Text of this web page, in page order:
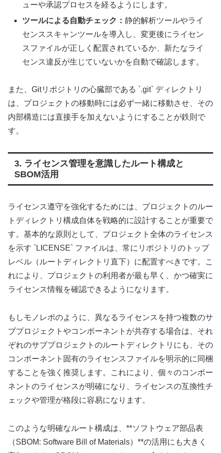
ューや承認プロセスを経るようにします。
ツールによる自動チェック：静的解析ツールやライ
センススキャンツールを導入し、変更後にライセン
スファイルが正しく配置されているか、新たなライ
センス違反が生じていないかを自動で確認します。
また、Gitリポジトリの心臓部である `.git` ディレクトリ
は、プロジェクトの移動時には必ず一緒に移動させ、その
内部構造には直接手を加えないようにすることが鉄則で
す。
3. ライセンス管理を意識したルート構成と
SBOM活用
ライセンス遵守を強化するためには、プロジェクトのルー
トディレクトリ構成自体を戦略的に設計することが重要で
す。基本的な原則として、プロジェクト全体のライセンス
を示す `LICENSE` ファイルは、常にリポジトリのトップ
レベル（ルートディレクトリ直下）に配置すべきです。こ
れにより、プロジェクトの利用者が最も早く、かつ確実に
ライセンス情報を確認できるようになります。
もしモノレポのように、異なるライセンスを持つ複数のサ
ブプロジェクトやコンポーネントが共存する場合は、それ
ぞれのサブプロジェクトのルートディレクトリにも、その
コンポーネント固有のライセンスファイルを明示的に同梱
することを強く推奨します。これにより、個々のコンポー
ネントのライセンスが明確になり、ライセンスの互換性チ
ェックや管理が格段に容易になります。
このような明確なルート構成は、**ソフトウェア部品表
（SBOM: Software Bill of Materials）**の活用にも大きく